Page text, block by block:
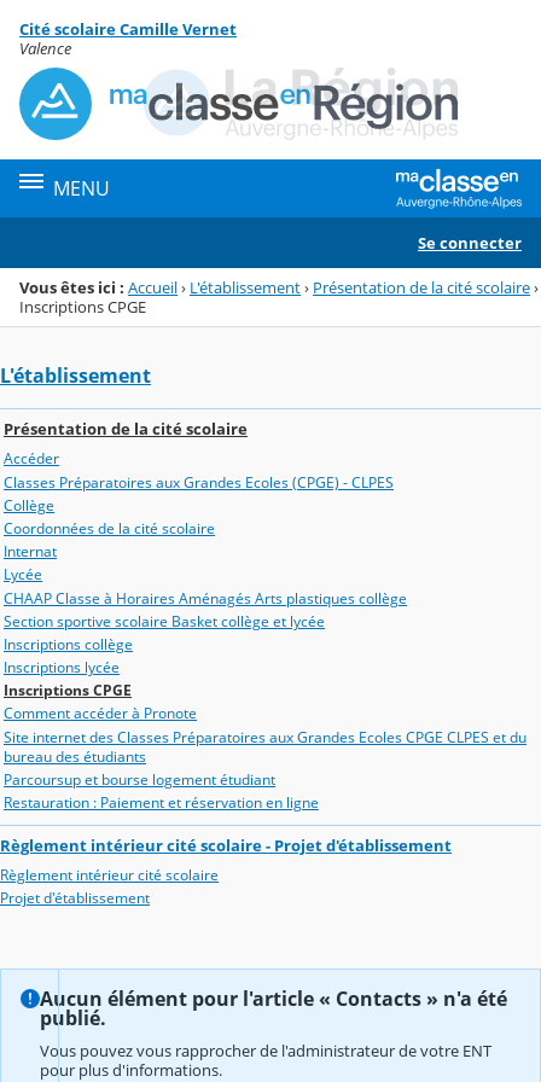
Menu de la rubrique
Contenu
Cité scolaire Camille Vernet
Valence
MENU
Se connecter
Vous êtes ici : Accueil› L'établissement› Présentation de la cité scolaire›
Inscriptions CPGE
L'établissement
Présentation de la cité scolaire
Accéder
Classes Préparatoires aux Grandes Ecoles (CPGE) - CLPES
Collège
Coordonnées de la cité scolaire
Internat
Lycée
CHAAP Classe à Horaires Aménagés Arts plastiques collège
Section sportive scolaire Basket collège et lycée
Inscriptions collège
Inscriptions lycée
Inscriptions CPGE
Comment accéder à Pronote
Site internet des Classes Préparatoires aux Grandes Ecoles CPGE CLPES et du
bureau des étudiants
Parcoursup et bourse logement étudiant
Restauration : Paiement et réservation en ligne
Règlement intérieur cité scolaire - Projet d'établissement
Règlement intérieur cité scolaire
Projet d'établissement
Aucun élément pour l'article « Contacts » n'a été
publié.
Vous pouvez vous rapprocher de l'administrateur de votre ENT
pour plus d'informations.